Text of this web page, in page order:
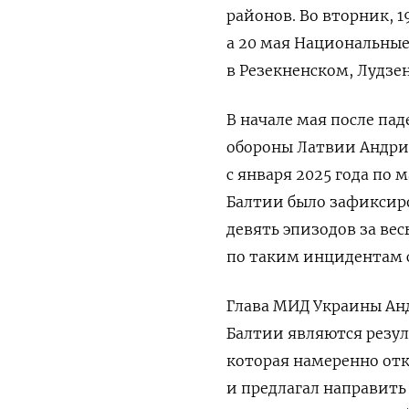
районов. Во вторник,
а 20 мая
в Резекненском,
В начале мая после
обороны Латвии
с января 2025 года по
Балтии было
девять эпизодов за
по таким инцидентам
Глава МИД Украины
Балтии являются
которая намеренно
и предлагал